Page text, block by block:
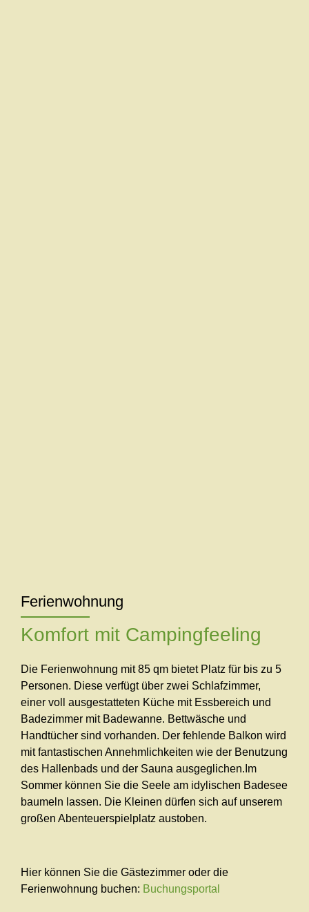
Ferienwohnung
Komfort mit Campingfeeling
Die Ferienwohnung mit 85 qm bietet Platz für bis zu 5
Personen. Diese verfügt über zwei Schlafzimmer,
einer voll ausgestatteten Küche mit Essbereich und
Badezimmer mit Badewanne. Bettwäsche und
Handtücher sind vorhanden. Der fehlende Balkon wird
mit fantastischen Annehmlichkeiten wie der Benutzung
des Hallenbads und der Sauna ausgeglichen.Im
Sommer können Sie die Seele am idylischen Badesee
baumeln lassen. Die Kleinen dürfen sich auf unserem
großen Abenteuerspielplatz austoben.
Hier können Sie die Gästezimmer oder die
Ferienwohnung buchen: Buchungsportal